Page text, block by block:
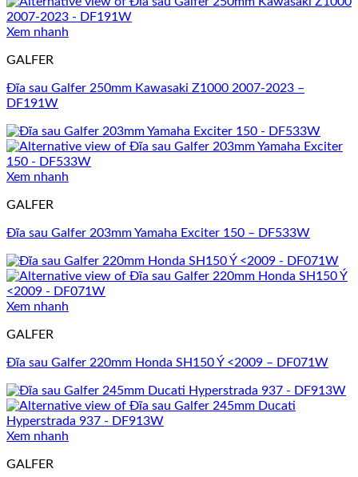
Xem nhanh
GALFER
Đĩa sau Galfer 250mm Kawasaki Z1000 2007-2023 –
DF191W
Xem nhanh
GALFER
Đĩa sau Galfer 203mm Yamaha Exciter 150 – DF533W
Xem nhanh
GALFER
Đĩa sau Galfer 220mm Honda SH150 Ý <2009 – DF071W
Xem nhanh
GALFER